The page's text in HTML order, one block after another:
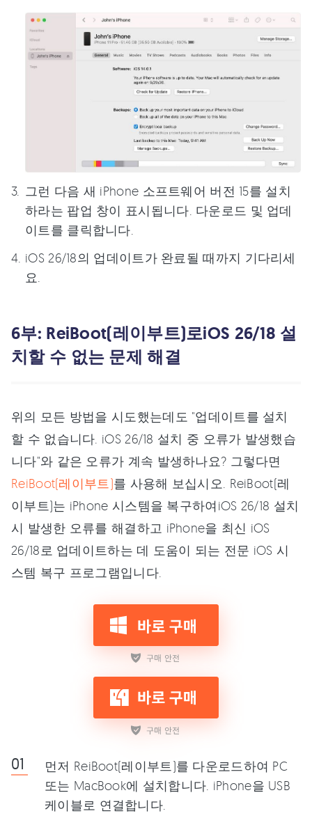
그런 다음 새 iPhone 소프트웨어 버전 15를 설치
하라는 팝업 창이 표시됩니다. 다운로드 및 업데
이트를 클릭합니다.
iOS 26/18의 업데이트가 완료될 때까지 기다리세
요.
6부: ReiBoot(레이부트)로iOS 26/18 설
치할 수 없는 문제 해결
위의 모든 방법을 시도했는데도 "업데이트를 설치
할 수 없습니다. iOS 26/18 설치 중 오류가 발생했습
니다"와 같은 오류가 계속 발생하나요? 그렇다면
ReiBoot(레이부트)를 사용해 보십시오. ReiBoot(레
이부트)는 iPhone 시스템을 복구하여iOS 26/18 설치
시 발생한 오류를 해결하고 iPhone을 최신 iOS
26/18로 업데이트하는 데 도움이 되는 전문 iOS 시
스템 복구 프로그램입니다.
먼저 ReiBoot(레이부트)를 다운로드하여 PC
또는 MacBook에 설치합니다. iPhone을 USB
케이블로 연결합니다.